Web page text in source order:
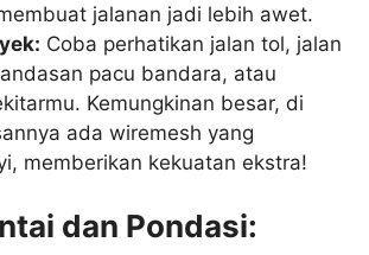
jalanan jadi lebih awet.
Coba perhatikan jalan tol, jalan
pacu bandara, atau
Kemungkinan besar, di
ada wiremesh yang
memberikan kekuatan ekstra!
dan Pondasi: